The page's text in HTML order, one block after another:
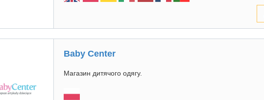
Baby Center
Магазин дитячого одягу.